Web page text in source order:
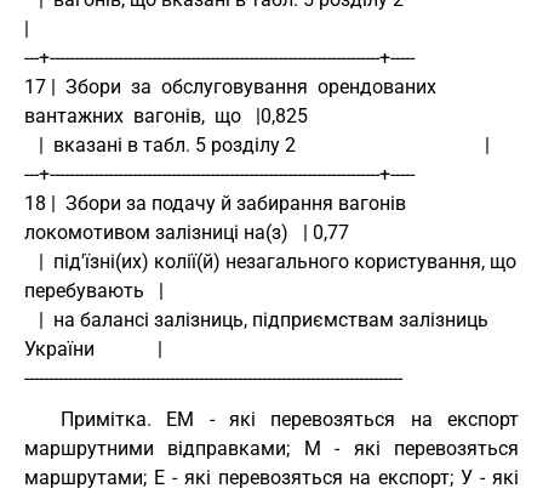
|
---+--------------------------------------------------------------------+-----
17 |  Збори  за  обслуговування  орендованих
вантажних  вагонів,  що   |0,825
   |  вказані в табл. 5 розділу 2                                       |
---+--------------------------------------------------------------------+-----
18 |  Збори за подачу й забирання вагонів
локомотивом залізниці на(з)   | 0,77
перебувають   |
України             |
------------------------------------------------------------------------------
Примітка. ЕМ - які перевозяться на експорт
маршрутними відправками; М - які перевозяться
маршрутами; Е - які перевозяться на експорт; У - які